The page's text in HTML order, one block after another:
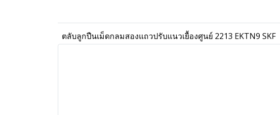
ตลับลูกปืนเม็ดกลมสองแถวปรับแนวเยื้องศูนย์ 2213 EKTN9 SKF